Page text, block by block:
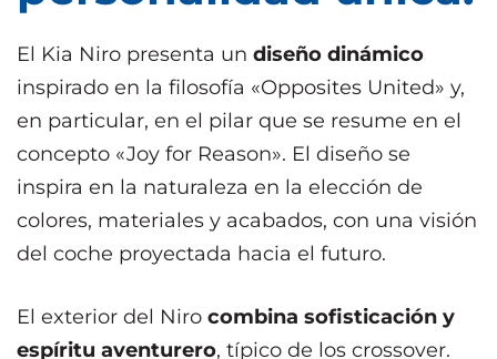
El Kia Niro presenta un diseño dinámico
inspirado en la filosofía «Opposites United» y,
en particular, en el pilar que se resume en el
concepto «Joy for Reason». El diseño se
inspira en la naturaleza en la elección de
colores, materiales y acabados, con una visión
del coche proyectada hacia el futuro.
El exterior del Niro combina sofisticación y
espíritu aventurero, típico de los crossover.